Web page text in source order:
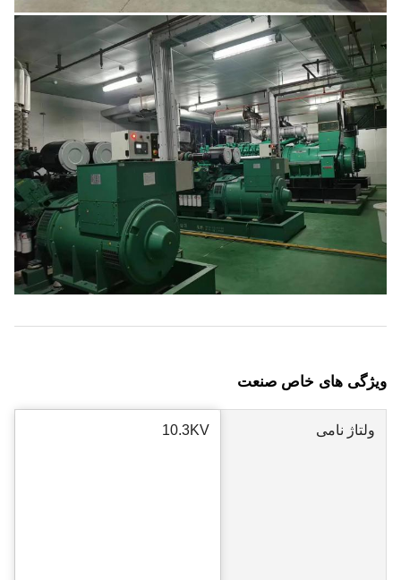
ویژگی های خاص صنعت
ولتاژ نامی 10.3KV